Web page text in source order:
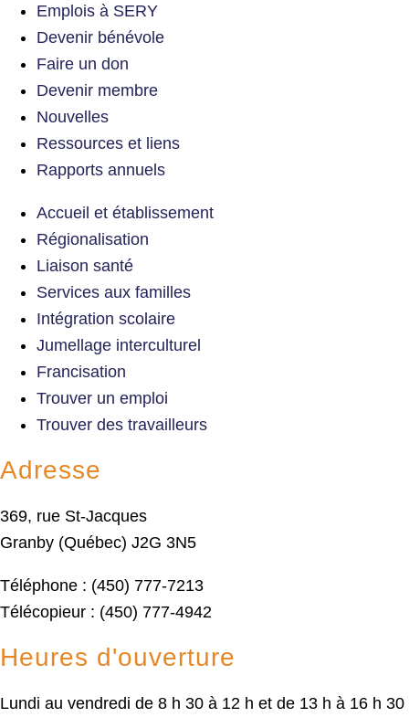
Emplois à SERY
Devenir bénévole
Faire un don
Devenir membre
Nouvelles
Ressources et liens
Rapports annuels
Accueil et établissement
Régionalisation
Liaison santé
Services aux familles
Intégration scolaire
Jumellage interculturel
Francisation
Trouver un emploi
Trouver des travailleurs
Adresse
369, rue St-Jacques
Granby (Québec) J2G 3N5
Téléphone : (450) 777-7213
Télécopieur : (450) 777-4942
Heures d'ouverture
Lundi au vendredi de 8 h 30 à 12 h et de 13 h à 16 h 30